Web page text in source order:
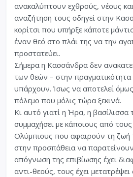
ανακαλύπτουν εχθρούς, νέους
αναζήτηση τους οδηγεί στην
κορίτσι που υπήρξε κάποτε
έναν θεό στο πλάι της να την
προστατεύει.
Σήμερα η Κασσάνδρα δεν
των θεών – στην πραγματικότητα
υπάρχουν. Ίσως να αποτελεί όμως
πόλεμο που μόλις τώρα ξεκινά.
Κι αυτό γιατί η Ήρα, η βασίλισσα
συμμαχήσει με κάποιους από
Ολύμπιους που αφαιρούν τη ζωή
στην προσπάθεια να
απόγνωση της επιβίωσης έχει
αντι-θεούς, τους έχει μετατρέψει